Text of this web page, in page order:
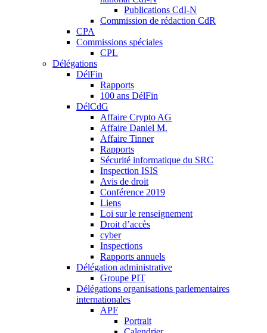
Publications CdI-N
Commission de rédaction CdR
CPA
Commissions spéciales
CPL
Délégations
DélFin
Rapports
100 ans DélFin
DélCdG
Affaire Crypto AG
Affaire Daniel M.
Affaire Tinner
Rapports
Sécurité informatique du SRC
Inspection ISIS
Avis de droit
Conférence 2019
Liens
Loi sur le renseignement
Droit d’accès
cyber
Inspections
Rapports annuels
Délégation administrative
Groupe PIT
Délégations organisations parlementaires
internationales
APF
Portrait